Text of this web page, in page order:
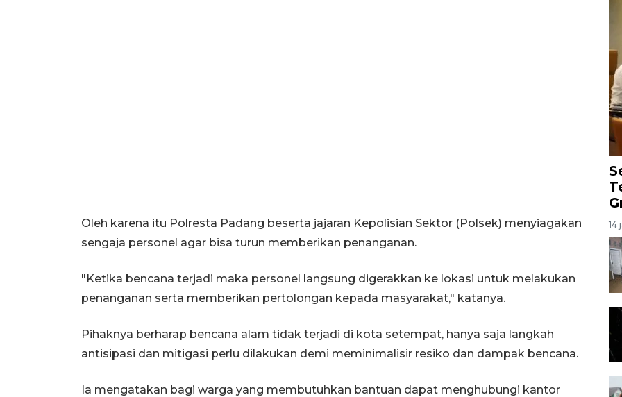
Oleh karena itu Polresta Padang beserta jajaran Kepolisian Sektor (Polsek) menyiagakan
sengaja personel agar bisa turun memberikan penanganan.
"Ketika bencana terjadi maka personel langsung digerakkan ke lokasi untuk melakukan
penanganan serta memberikan pertolongan kepada masyarakat," katanya.
Pihaknya berharap bencana alam tidak terjadi di kota setempat, hanya saja langkah
antisipasi dan mitigasi perlu dilakukan demi meminimalisir resiko dan dampak bencana.
Ia mengatakan bagi warga yang membutuhkan bantuan dapat menghubungi kantor
14